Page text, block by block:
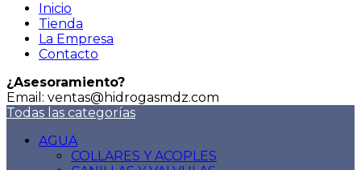
Inicio
Tienda
La Empresa
Contacto
¿Asesoramiento?
Email: ventas@hidrogasmdz.com
Todas las categorías
AGUA
COLLARES Y ACOPLES